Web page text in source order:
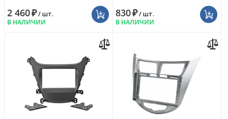
2 460₽/ шт.
В НАЛИЧИИ
830₽/ шт.
В НАЛИЧИИ